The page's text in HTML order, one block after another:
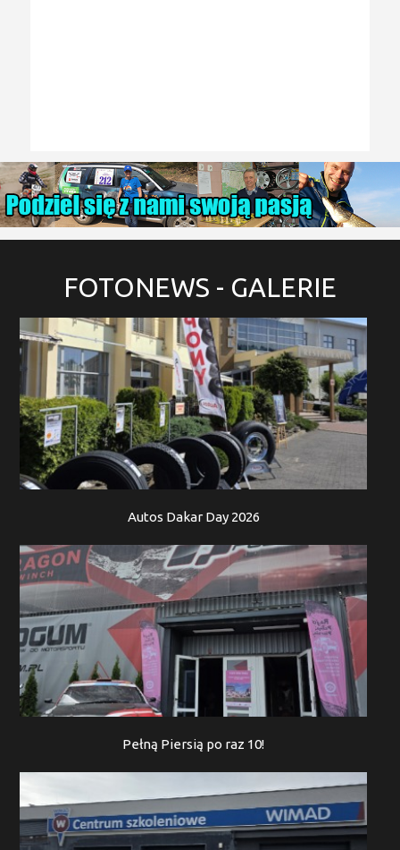
FOTONEWS - GALERIE
Autos Dakar Day 2026
Pełną Piersią po raz 10!